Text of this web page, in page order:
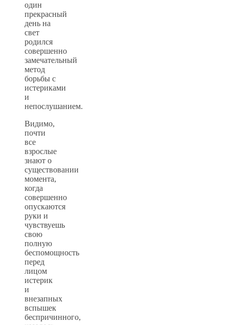
один
прекрасный
день на
свет
родился
совершенно
замечательный
метод
борьбы с
истериками
и
непослушанием.
Видимо,
почти
все
взрослые
знают о
существовании
момента,
когда
совершенно
опускаются
руки и
чувствуешь
свою
полную
беспомощность
перед
лицом
истерик
и
внезапных
вспышек
беспричинного,